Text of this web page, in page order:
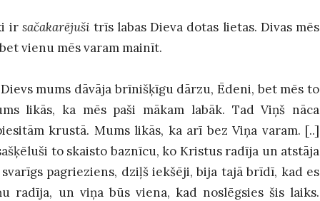
ir sačakarējuši trīs labas Dieva dotas lietas. Divas mēs
vienu mēs varam mainīt.
mums dāvāja brīnišķīgu dārzu, Ēdeni, bet mēs to
likās, ka mēs paši mākam labāk. Tad Viņš nāca
krustā. Mums likās, ka arī bez Viņa varam. [..]
to skaisto baznīcu, ko Kristus radīja un atstāja
pagrieziens, dziļš iekšēji, bija tajā brīdī, kad es
radīja, un viņa būs viena, kad noslēgsies šis laiks.